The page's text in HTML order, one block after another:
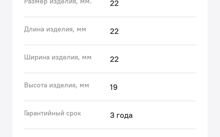
Используя глубокую экспертизу российского и
зарубежных рынков, бренд IDDIS® стремится сделать
каждый клиентский опыт положительным.
подготовленные к российским условиям
эксплуатации.
• Гарантия на аксессуары к смесителям IDDIS® – 3
года.
(с) Авторский текст, октябрь, 2022
22
Длина изделия, мм 22
Ширина изделия, мм 22
Высота изделия, мм 19
Гарантийный срок 3 года